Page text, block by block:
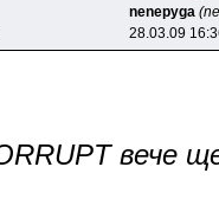
nenepyga
28.03.09
вече